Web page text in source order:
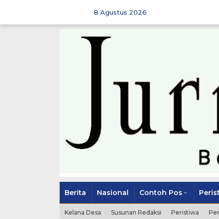
8 Agustus 2026
Berita Nasional Contoh Pos
Kelana Desa Susunan Redaksi Peristiwa